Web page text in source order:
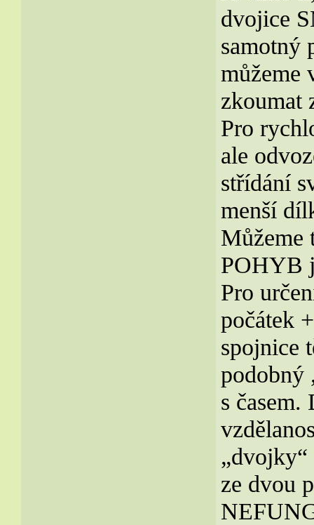
dvojice
samotný
můžeme
zkoumat
Pro
ale
střídání
menší
Můžeme
POHYB
Pro
počátek
spojnice
podobný
s
„dvojky“
ze dvou